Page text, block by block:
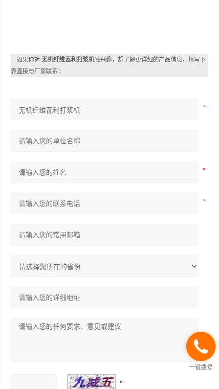
如果你对无机纤维瓦利打浆机感兴趣，想了解更详细的产品信息，填写下
表直接与厂家联系：
一键拨号